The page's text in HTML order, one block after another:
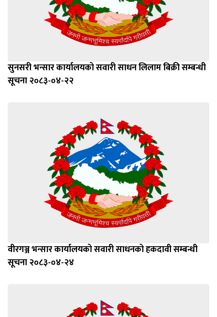
सुनसरी भन्सार कार्यालयको सवारी साधन लिलाम बिक्री सम्बन्धी
सूचना २०८३-०४-२२
वीरगञ्ज भन्सार कार्यालयको सवारी साधनको हकदावी सम्बन्धी
सूचना २०८३-०४-२४